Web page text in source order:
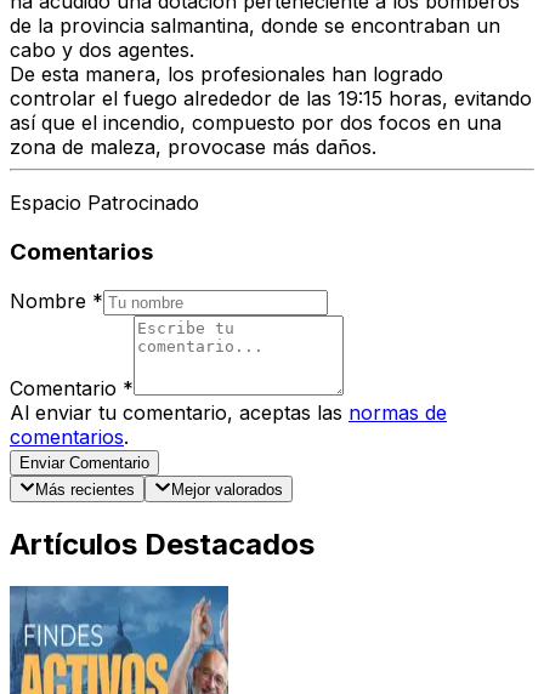
de la provincia salmantina, donde se encontraban un
cabo y dos agentes.
De esta manera, los profesionales han logrado
controlar el fuego alrededor de las 19:15 horas, evitando
así que el incendio, compuesto por dos focos en una
zona de maleza, provocase más daños.
Espacio Patrocinado
Comentarios
Nombre *
Comentario *
Al enviar tu comentario, aceptas las normas de
comentarios.
Enviar Comentario
Más recientes
Mejor valorados
Artículos Destacados